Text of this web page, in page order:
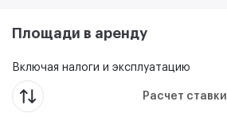
Площади в аренду
Расчет ставки
Включая налоги и эксплуатацию